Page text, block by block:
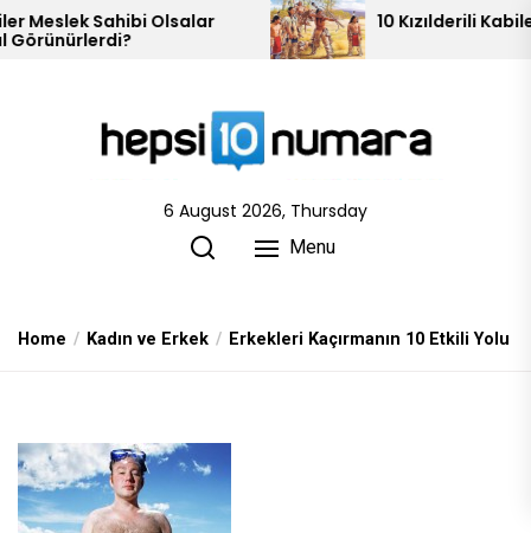
Skip
to
10 Kızılderili Kabilesi
6 August 2026, Thursday
Menu
Home Kadın ve Erkek Erkekleri Kaçırmanın 10 Etkili Yolu